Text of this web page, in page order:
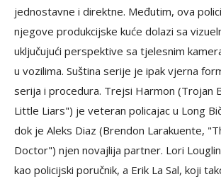
jednostavne i direktne. Međutim, ova
njegove produkcijske kuće dolazi sa
uključujući perspektive sa tjelesnim
u vozilima. Suština serije je ipak vjerna
serija i procedura. Trejsi Harmon (Trojan
Little Liars") je veteran policajac u Long
dok je Aleks Diaz (Brendon Larakuente,
Doctor") njen novajlija partner. Lori
kao policijski poručnik, a Erik La Sal, koji